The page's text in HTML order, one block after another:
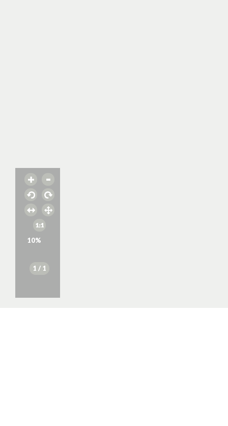
10%
1 / 1